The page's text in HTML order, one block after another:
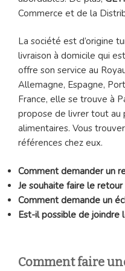
Commerce et de la
La société est d’origine
livraison à domicile qui
offre son service au
Allemagne, Espagne,
France, elle se trouve à
propose de livrer tout au
alimentaires. Vous
références chez eux.
Comment demander un
Je souhaite faire le
Comment demande un
Est-il possible de joindre
Comment faire